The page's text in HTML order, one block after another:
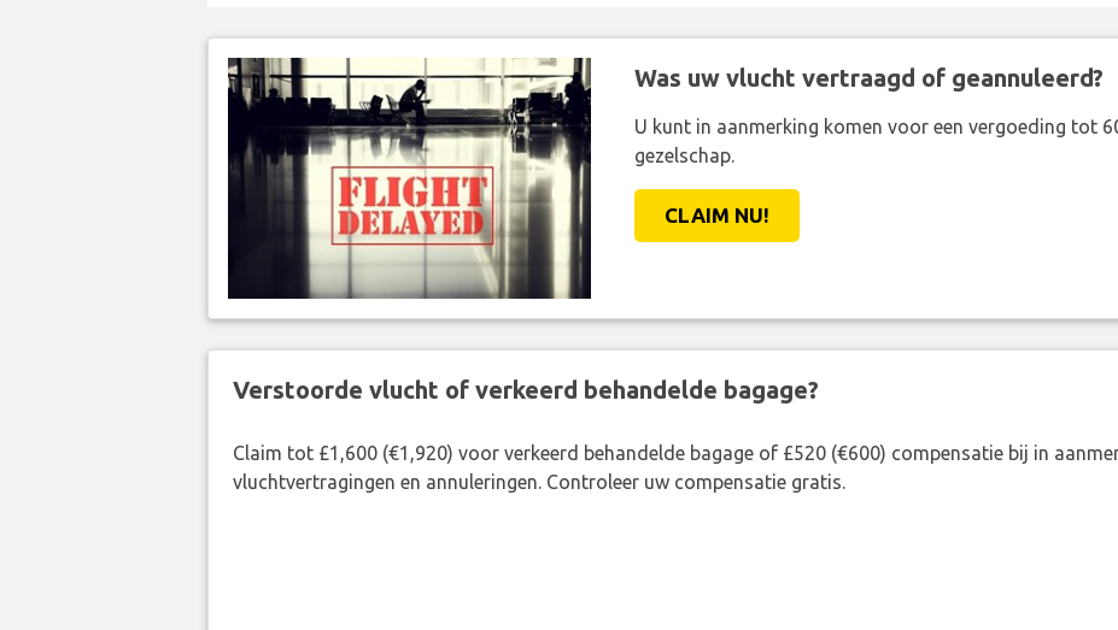
Was uw vlucht vertraagd of geannuleerd?
U kunt in aanmerking komen voor een vergoeding tot
gezelschap.
CLAIM NU!
Verstoorde vlucht of verkeerd behandelde bagage?
Claim tot £1,600 (€1,920) voor verkeerd behandelde bagage of £520 (€600) compensatie bij in
vluchtvertragingen en annuleringen. Controleer uw compensatie gratis.